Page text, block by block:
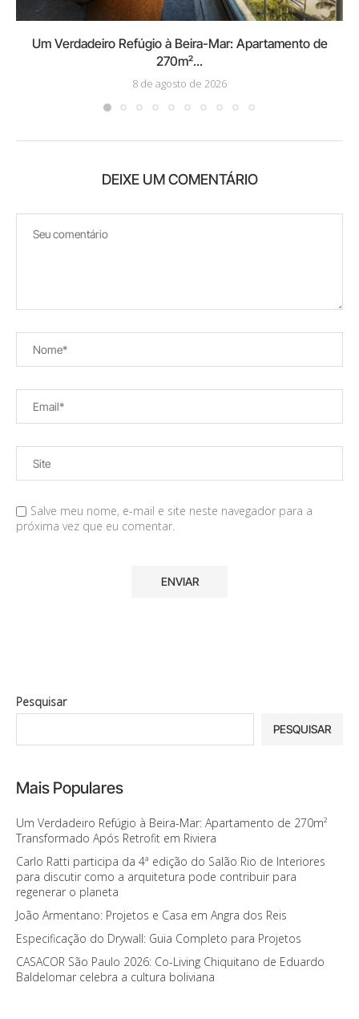
Um Verdadeiro Refúgio à Beira-Mar: Apartamento de
270m²...
8 de agosto de 2026
DEIXE UM COMENTÁRIO
Salve meu nome, e-mail e site neste navegador para a
próxima vez que eu comentar.
Pesquisar
PESQUISAR
Mais Populares
Um Verdadeiro Refúgio à Beira-Mar: Apartamento de 270m²
Transformado Após Retrofit em Riviera
Carlo Ratti participa da 4ª edição do Salão Rio de Interiores
para discutir como a arquitetura pode contribuir para
regenerar o planeta
João Armentano: Projetos e Casa em Angra dos Reis
Especificação do Drywall: Guia Completo para Projetos
CASACOR São Paulo 2026: Co-Living Chiquitano de Eduardo
Baldelomar celebra a cultura boliviana